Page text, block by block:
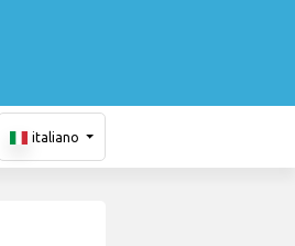
italiano